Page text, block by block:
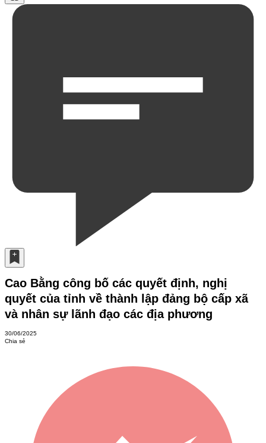
Cao Bằng công bố các quyết định, nghị
quyết của tỉnh về thành lập đảng bộ cấp xã
và nhân sự lãnh đạo các địa phương
30/06/2025
Chia sẻ